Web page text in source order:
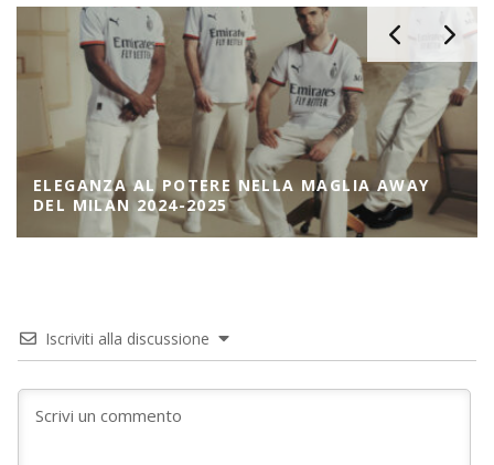
ELEGANZA AL POTERE NELLA MAGLIA AWAY
DEL MILAN 2024-2025
Iscriviti alla discussione